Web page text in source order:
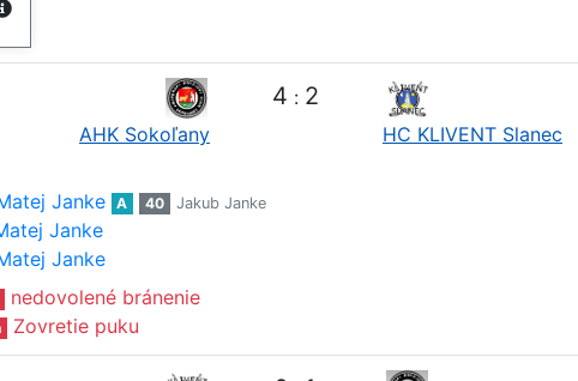
AHK Sokoľany
4 : 2
HC KLIVENT Slanec
Janke A 40
Jakub Janke
Janke
Janke
nedovolené bránenie
Zovretie puku